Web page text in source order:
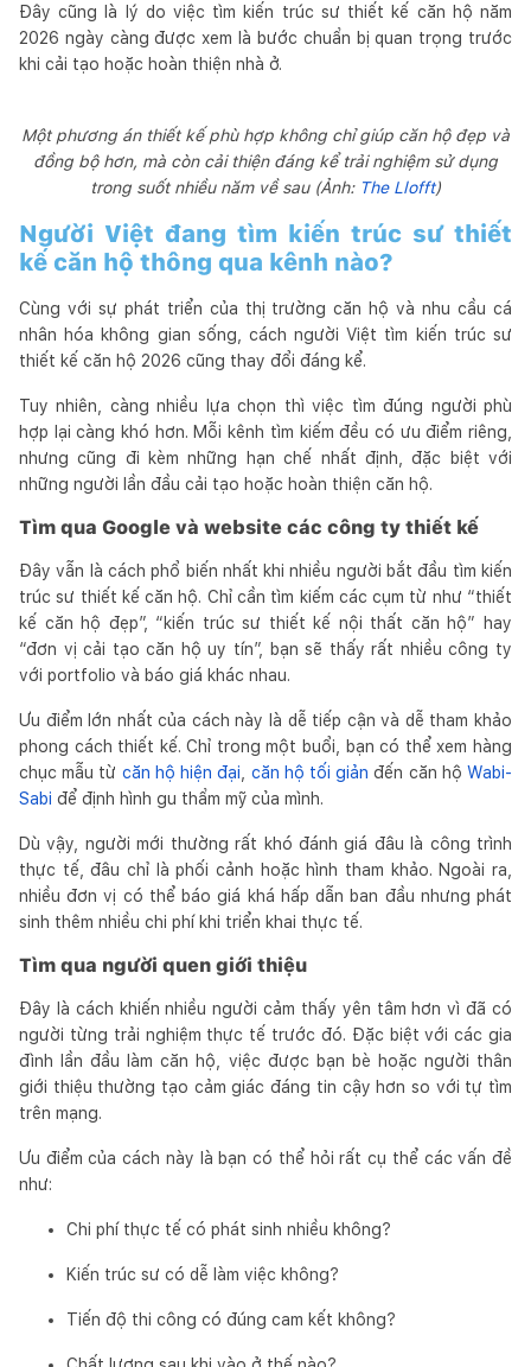
Đây cũng là lý do việc tìm kiến trúc sư thiết kế căn hộ năm
2026 ngày càng được xem là bước chuẩn bị quan trọng trước
khi cải tạo hoặc hoàn thiện nhà ở.
Một phương án thiết kế phù hợp không chỉ giúp căn hộ đẹp và
đồng bộ hơn, mà còn cải thiện đáng kể trải nghiệm sử dụng
trong suốt nhiều năm về sau (Ảnh: The Llofft)
Người Việt đang tìm kiến trúc sư thiết
kế căn hộ thông qua kênh nào?
Cùng với sự phát triển của thị trường căn hộ và nhu cầu cá
nhân hóa không gian sống, cách người Việt tìm kiến trúc sư
thiết kế căn hộ 2026 cũng thay đổi đáng kể.
Tuy nhiên, càng nhiều lựa chọn thì việc tìm đúng người phù
hợp lại càng khó hơn. Mỗi kênh tìm kiếm đều có ưu điểm riêng,
nhưng cũng đi kèm những hạn chế nhất định, đặc biệt với
những người lần đầu cải tạo hoặc hoàn thiện căn hộ.
Tìm qua Google và website các công ty thiết kế
Đây vẫn là cách phổ biến nhất khi nhiều người bắt đầu tìm kiến
trúc sư thiết kế căn hộ. Chỉ cần tìm kiếm các cụm từ như “thiết
kế căn hộ đẹp”, “kiến trúc sư thiết kế nội thất căn hộ” hay
“đơn vị cải tạo căn hộ uy tín”, bạn sẽ thấy rất nhiều công ty
với portfolio và báo giá khác nhau.
Ưu điểm lớn nhất của cách này là dễ tiếp cận và dễ tham khảo
phong cách thiết kế. Chỉ trong một buổi, bạn có thể xem hàng
chục mẫu từ căn hộ hiện đại căn hộ tối giản đến căn hộWabi-
Sabi để định hình gu thẩm mỹ của mình.
Dù vậy, người mới thường rất khó đánh giá đâu là công trình
thực tế, đâu chỉ là phối cảnh hoặc hình tham khảo. Ngoài ra,
nhiều đơn vị có thể báo giá khá hấp dẫn ban đầu nhưng phát
sinh thêm nhiều chi phí khi triển khai thực tế.
Tìm qua người quen giới thiệu
Đây là cách khiến nhiều người cảm thấy yên tâm hơn vì đã có
người từng trải nghiệm thực tế trước đó. Đặc biệt với các gia
đình lần đầu làm căn hộ, việc được bạn bè hoặc người thân
giới thiệu thường tạo cảm giác đáng tin cậy hơn so với tự tìm
trên mạng.
Ưu điểm của cách này là bạn có thể hỏi rất cụ thể các vấn đề
như:
Chi phí thực tế có phát sinh nhiều không?
Kiến trúc sư có dễ làm việc không?
Tiến độ thi công có đúng cam kết không?